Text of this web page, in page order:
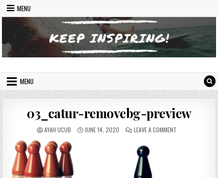
Skip to content
MENU
Indonesian Inspiring Website
MENU
03_catur-removebg-preview
AUTHOR:
AYAH UCUB PUBLISHED DATE:
JUNE 14, 2020 LEAVE A COMMENTON 03_CATUR-